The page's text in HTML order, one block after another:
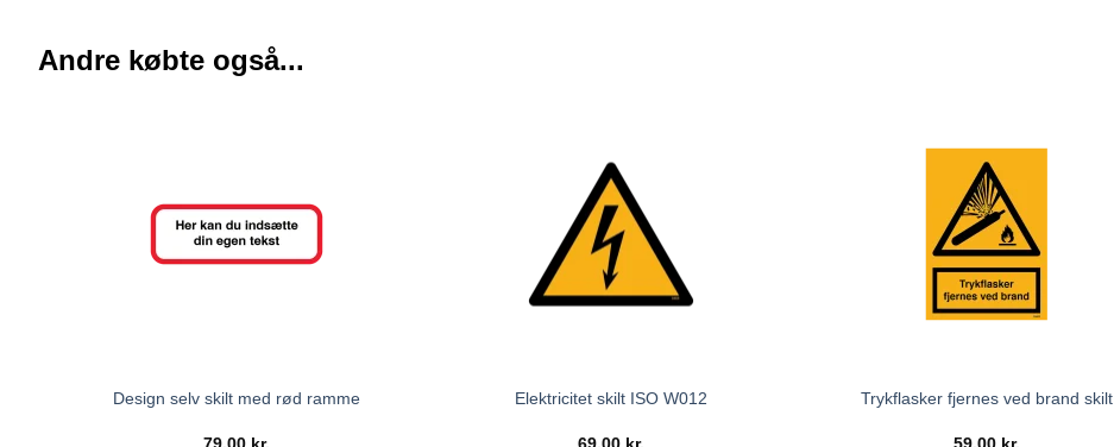
Andre købte også...
Design selv skilt med rød ramme
79,00 kr.
Elektricitet skilt ISO W012
69,00 kr.
Trykflasker fjernes ved brand skilt
59,00 kr.